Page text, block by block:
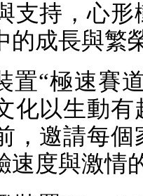
支持，心形
的成長與繁
置“極速賽
化以生動有
，邀請每個
速度與激情